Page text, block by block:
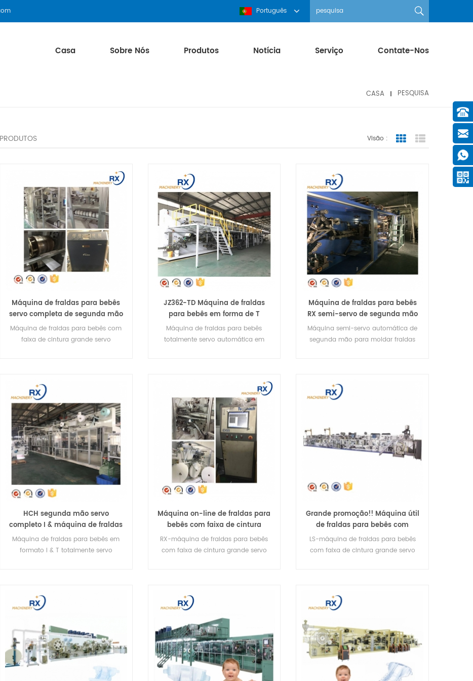
Português
Casa Sobre Nós Produtos Notícia Serviço Contate-Nos
CASA PESQUISA
PRODUTOS Visão : Grid ViewList View
Máquina de fraldas para bebês
servo completa de segunda mão
com faixa de cintura grande on-
line
Máquina de fraldas para bebês com
faixa de cintura grande servo
JZ362-TD Máquina de fraldas
para bebês em forma de T
totalmente servo de segunda
mão
Máquina de fraldas para bebês
totalmente servo automática em
Máquina de fraldas para bebês
RX semi-servo de segunda mão
em forma de I
Máquina semi-servo automática de
segunda mão para moldar fraldas
HCH segunda mão servo
completo I & máquina de fraldas
para bebês em forma de T
Máquina de fraldas para bebês em
formato I & T totalmente servo
Máquina on-line de fraldas para
bebês com faixa de cintura
grande servo completa de
segunda mão
RX-máquina de fraldas para bebês
com faixa de cintura grande servo
Grande promoção!! Máquina útil
de fraldas para bebês com
cintura grande servo
LS-máquina de fraldas para bebês
com faixa de cintura grande servo